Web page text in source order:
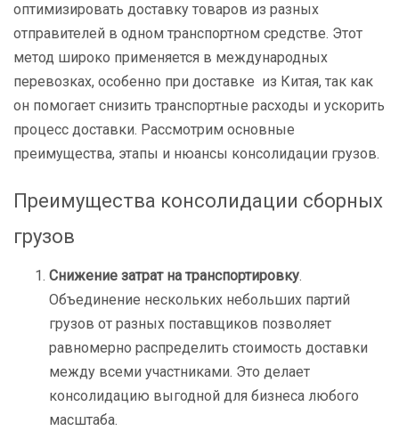
оптимизировать доставку товаров из разных
отправителей в одном транспортном средстве. Этот
метод широко применяется в международных
перевозках, особенно при доставке из Китая, так как
он помогает снизить транспортные расходы и ускорить
процесс доставки. Рассмотрим основные
преимущества, этапы и нюансы консолидации грузов.
Преимущества консолидации сборных
грузов
Снижение затрат на транспортировку.
Объединение нескольких небольших партий
грузов от разных поставщиков позволяет
равномерно распределить стоимость доставки
между всеми участниками. Это делает
консолидацию выгодной для бизнеса любого
масштаба.